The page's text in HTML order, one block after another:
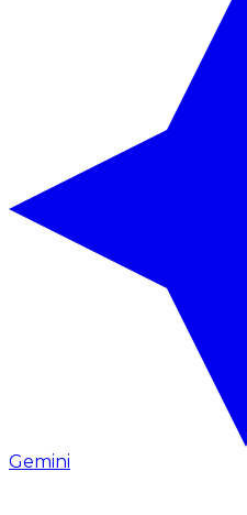
Gemini